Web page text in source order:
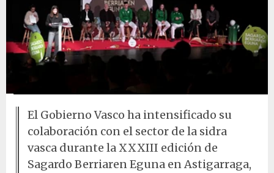
El Gobierno Vasco ha intensificado su
colaboración con el sector de la sidra
vasca durante la XXXIII edición de
Sagardo Berriaren Eguna en Astigarraga,